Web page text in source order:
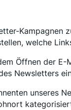
welche
Öffnen der
Newsletters
unseres